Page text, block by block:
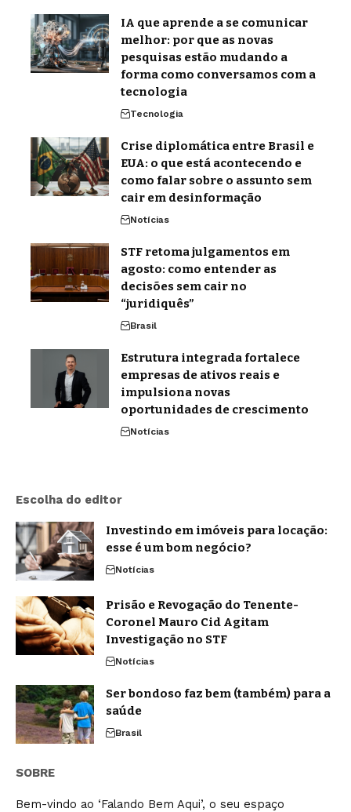
IA que aprende a se comunicar
melhor: por que as novas
pesquisas estão mudando a
forma como conversamos com a
tecnologia
Tecnologia
Crise diplomática entre Brasil e
EUA: o que está acontecendo e
como falar sobre o assunto sem
cair em desinformação
Notícias
STF retoma julgamentos em
agosto: como entender as
decisões sem cair no
“juridiquês”
Brasil
Estrutura integrada fortalece
empresas de ativos reais e
impulsiona novas
oportunidades de crescimento
Notícias
Escolha do editor
Investindo em imóveis para locação:
esse é um bom negócio?
Notícias
Prisão e Revogação do Tenente-
Coronel Mauro Cid Agitam
Investigação no STF
Notícias
Ser bondoso faz bem (também) para a
saúde
Brasil
SOBRE
Bem-vindo ao ‘Falando Bem Aqui’, o seu espaço